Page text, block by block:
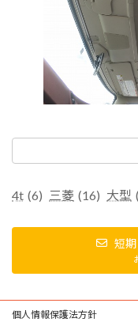
4t (6) 三菱 (16) 大型
短
個人情報保護法方針